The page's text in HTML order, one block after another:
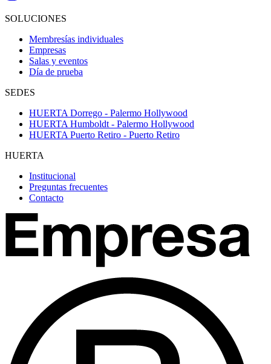
SOLUCIONES
Membresías individuales
Empresas
Salas y eventos
Día de prueba
SEDES
HUERTA Dorrego - Palermo Hollywood
HUERTA Humboldt - Palermo Hollywood
HUERTA Puerto Retiro - Puerto Retiro
HUERTA
Institucional
Preguntas frecuentes
Contacto